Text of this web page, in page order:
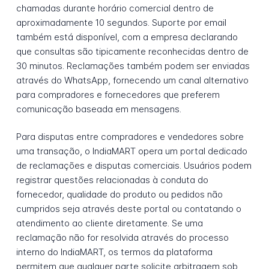
chamadas durante horário comercial dentro de
aproximadamente 10 segundos. Suporte por email
também está disponível, com a empresa declarando
que consultas são tipicamente reconhecidas dentro de
30 minutos. Reclamações também podem ser enviadas
através do WhatsApp, fornecendo um canal alternativo
para compradores e fornecedores que preferem
comunicação baseada em mensagens.
Para disputas entre compradores e vendedores sobre
uma transação, o IndiaMART opera um portal dedicado
de reclamações e disputas comerciais. Usuários podem
registrar questões relacionadas à conduta do
fornecedor, qualidade do produto ou pedidos não
cumpridos seja através deste portal ou contatando o
atendimento ao cliente diretamente. Se uma
reclamação não for resolvida através do processo
interno do IndiaMART, os termos da plataforma
permitem que qualquer parte solicite arbitragem sob